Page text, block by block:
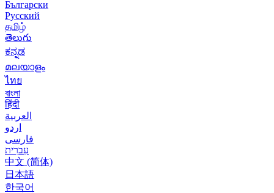
Български
Русский
தமிழ்
తెలుగు
ಕನ್ನಡ
മലയാളം
ไทย
বাংলা
हिंदी
العربية
اردو
فارسی
עִברִית
中文 (简体)
日本語
한국어